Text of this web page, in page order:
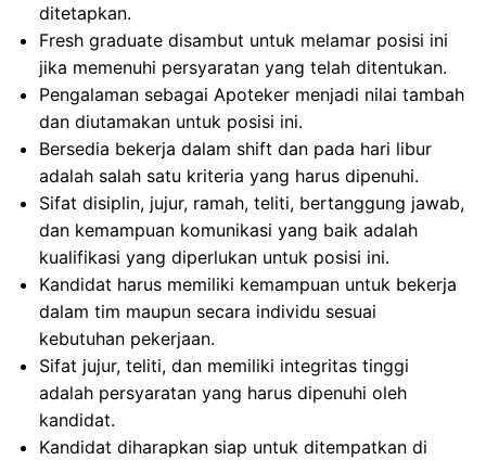
ditetapkan.
Fresh graduate disambut untuk melamar posisi ini
jika memenuhi persyaratan yang telah ditentukan.
Pengalaman sebagai Apoteker menjadi nilai tambah
dan diutamakan untuk posisi ini.
Bersedia bekerja dalam shift dan pada hari libur
adalah salah satu kriteria yang harus dipenuhi.
Sifat disiplin, jujur, ramah, teliti, bertanggung jawab,
dan kemampuan komunikasi yang baik adalah
kualifikasi yang diperlukan untuk posisi ini.
Kandidat harus memiliki kemampuan untuk bekerja
dalam tim maupun secara individu sesuai
kebutuhan pekerjaan.
Sifat jujur, teliti, dan memiliki integritas tinggi
adalah persyaratan yang harus dipenuhi oleh
kandidat.
Kandidat diharapkan siap untuk ditempatkan di